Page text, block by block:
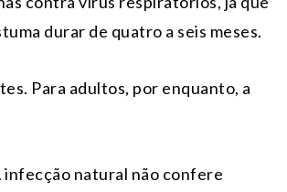
durar de quatro a seis meses.
Para adultos, por enquanto, a
infecção natural não confere